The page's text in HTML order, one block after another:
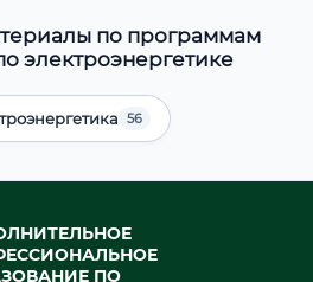
по программам
электроэнергетике
56
ПО